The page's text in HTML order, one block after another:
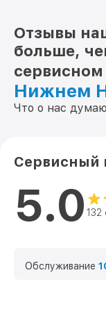
Отзывы
больше,
Нижнем
Что о нас
Сервисный
5.0 132
Обслуживание